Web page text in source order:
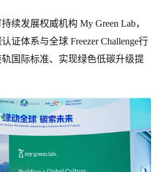
续发展权威机构 My Green Lab，
证体系与全球 Freezer Challenge行
国际标准、实现绿色低碳升级提